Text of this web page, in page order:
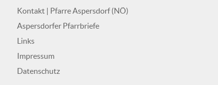
Kontakt | Pfarre Aspersdorf (NÖ)
Aspersdorfer Pfarrbriefe
Links
Impressum
Datenschutz